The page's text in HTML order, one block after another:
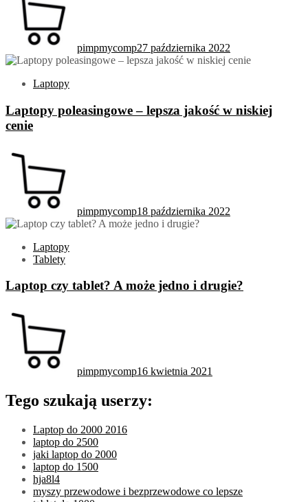
pimpmycomp27 października 2022
Laptopy
Laptopy poleasingowe – lepsza jakość w niskiej
cenie
pimpmycomp18 października 2022
Laptopy
Tablety
Laptop czy tablet? A może jedno i drugie?
pimpmycomp16 kwietnia 2021
Tego szukają userzy:
Laptop do 2000 2016
laptop do 2500
jaki laptop do 2000
laptop do 1500
hja8l4
myszy przewodowe i bezprzewodowe co lepsze